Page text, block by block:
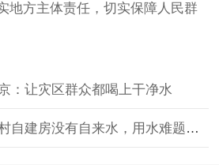
地方主体责任，切实保障人民群
：让灾区群众都喝上干净水
没有自来水，用水难题如何解决？快来看这套方案